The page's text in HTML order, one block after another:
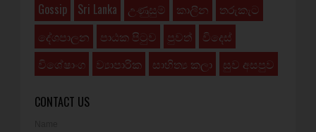
Gossip
Sri Lanka උණුසුම් කාලීන
තරුකැට
දේශපාලන
පාඨක පිටුව පුවත්
විදෙස්
විශේෂාංග
ව්‍යාපාරික සාහිත්‍ය කලා සුව අසපුව
CONTACT US